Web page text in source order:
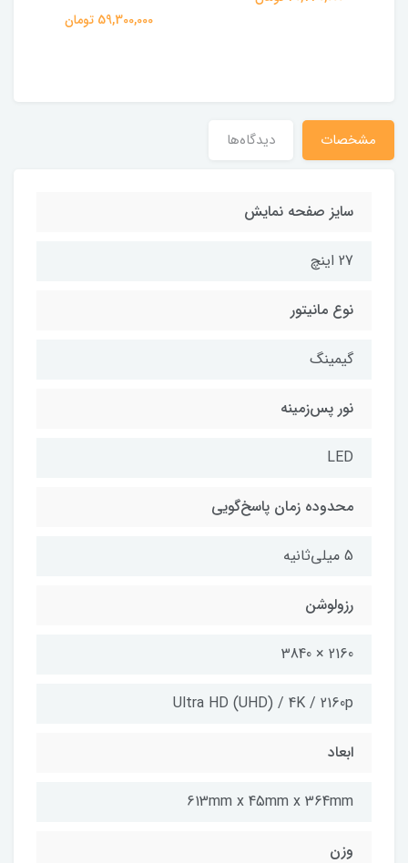
59,300,000 تومان
مشخصات دیدگاه‌ها
سایز صفحه نمایش
27 اینچ
نوع مانیتور
گیمینگ
نور پس‌زمینه
LED
محدوده زمان پاسخ‌گویی
5 میلی‌ثانیه
رزولوشن
2160 × 3840
Ultra HD (UHD) / 4K / 2160p
ابعاد
613mm x 45mm x 364mm
وزن